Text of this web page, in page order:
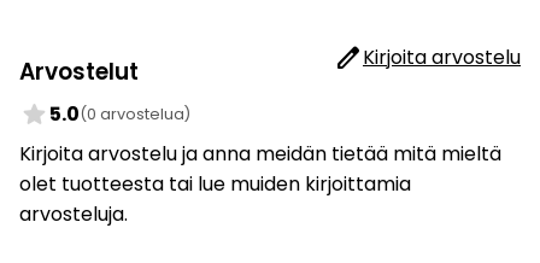
Arvostelut editKirjoita arvostelu
star 5.0(0 arvostelua)
Kirjoita arvostelu ja anna meidän tietää mitä mieltä
olet tuotteesta tai lue muiden kirjoittamia
arvosteluja.